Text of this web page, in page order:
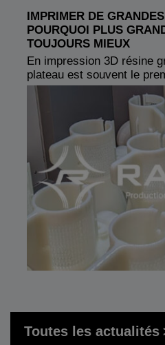
IMPRIMER DE
POURQUOI PLUS
TOUJOURS MIEUX
En impression 3D résine
plateau est souvent le
Toutes les actualités